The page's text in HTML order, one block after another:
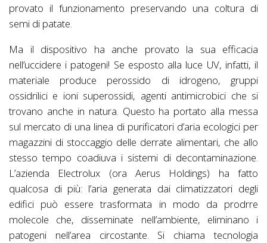
provato il funzionamento preservando una coltura di
semi di patate.
Ma il dispositivo ha anche provato la sua efficacia
nell’uccidere i patogeni! Se esposto alla luce UV, infatti, il
materiale produce perossido di idrogeno, gruppi
ossidrilici e ioni superossidi, agenti antimicrobici che si
trovano anche in natura. Questo ha portato alla messa
sul mercato di una linea di purificatori d’aria ecologici per
magazzini di stoccaggio delle derrate alimentari, che allo
stesso tempo coadiuva i sistemi di decontaminazione.
L’azienda Electrolux (ora Aerus Holdings) ha fatto
qualcosa di più: l’aria generata dai climatizzatori degli
edifici può essere trasformata in modo da prodrre
molecole che, disseminate nell’ambiente, eliminano i
patogeni nell’area circostante. Si chiama tecnologia